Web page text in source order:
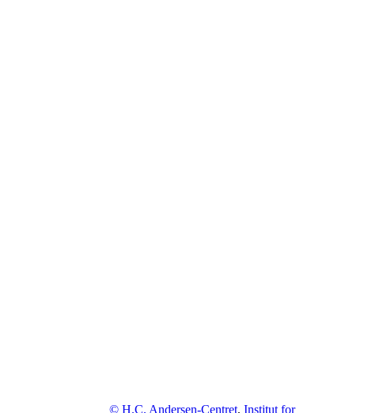
© H.C. Andersen-Centret, Institut for